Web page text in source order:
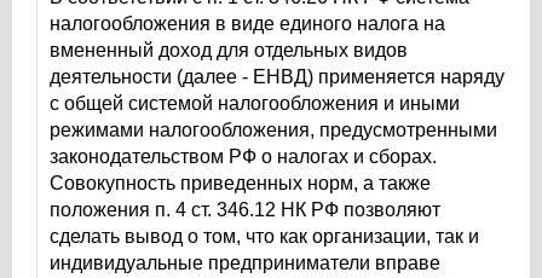
налогообложения в виде единого налога на
вмененный доход для отдельных видов
деятельности (далее - ЕНВД) применяется наряду
с общей системой налогообложения и иными
режимами налогообложения, предусмотренными
законодательством РФ о налогах и сборах.
Совокупность приведенных норм, а также
положения п. 4 ст. 346.12 НК РФ позволяют
сделать вывод о том, что как организации, так и
индивидуальные предприниматели вправе